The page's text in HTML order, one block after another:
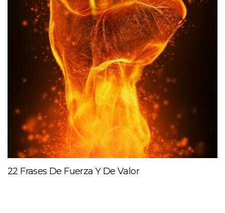
22 Frases De Fuerza Y De Valor